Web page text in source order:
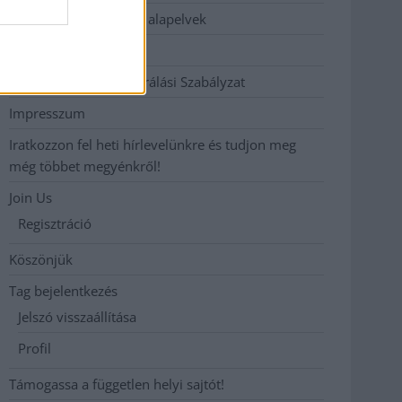
Etikai és függetlenségi alapelvek
Hozzászólási és Moderálási Szabályzat
Impresszum
Iratkozzon fel heti hírlevelünkre és tudjon meg
még többet megyénkről!
Join Us
Regisztráció
Köszönjük
Tag bejelentkezés
Jelszó visszaállítása
Profil
Támogassa a független helyi sajtót!